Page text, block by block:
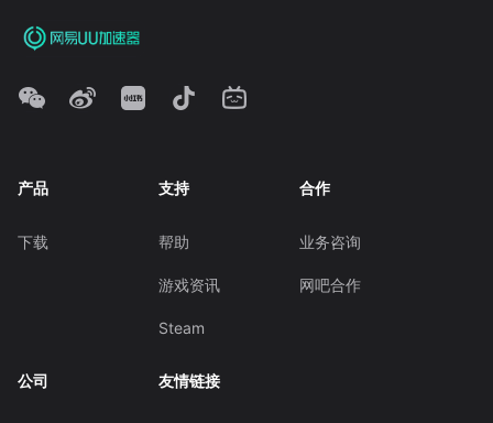
产品
下载
支持
帮助
游戏资讯
Steam
合作
业务咨询
网吧合作
公司 友情链接